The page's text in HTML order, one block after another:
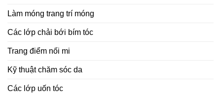
Làm móng trang trí móng
Các lớp chải bới bím tóc
Trang điểm nối mi
Kỹ thuật chăm sóc da
Các lớp uốn tóc